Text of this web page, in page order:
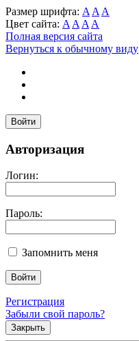
Размер шрифта: A A A
Цвет сайта: A A A A
Полная версия сайта
Вернуться к обычному виду
Войти
Авторизация
Логин:
Пароль:
Запомнить меня
Регистрация
Забыли свой пароль?
Закрыть